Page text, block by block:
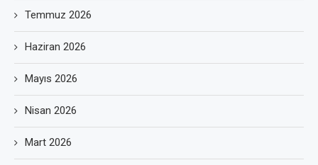
Temmuz 2026
Haziran 2026
Mayıs 2026
Nisan 2026
Mart 2026